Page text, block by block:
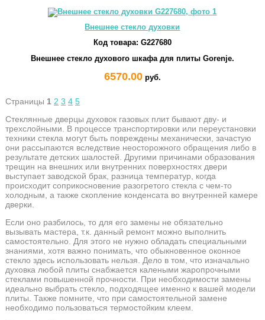
Внешнее стекло духовки
Код товара: G227680
Внешнее стекло духового шкафа для плиты Gorenje.
6570.00руб.
Страницы 1 2 3 4 5
Стеклянные дверцы духовок газовых плит бывают дву- и
трехслойными. В процессе транспортировки или переустановки
техники стекла могут быть повреждены механически, зачастую
они рассыпаются вследствие неосторожного обращения либо в
результате детских шалостей. Другими причинами образования
трещин на внешних или внутренних поверхностях двери
выступает заводской брак, разница температур, когда
происходит соприкосновение разогретого стекла с чем-то
холодным, а также скопление конденсата во внутренней камере
дверки.
Если оно разбилось, то для его замены не обязательно
вызывать мастера, т.к. данный ремонт можно выполнить
самостоятельно. Для этого не нужно обладать специальными
знаниями, хотя важно понимать, что обыкновенное оконное
стекло здесь использовать нельзя. Дело в том, что изначально
духовка любой плиты снабжается калеными жаропрочными
стеклами повышенной прочности. При необходимости замены
идеально выбрать стекло, подходящее именно к вашей модели
плиты. Также помните, что при самостоятельной замене
необходимо пользоваться термостойким клеем.